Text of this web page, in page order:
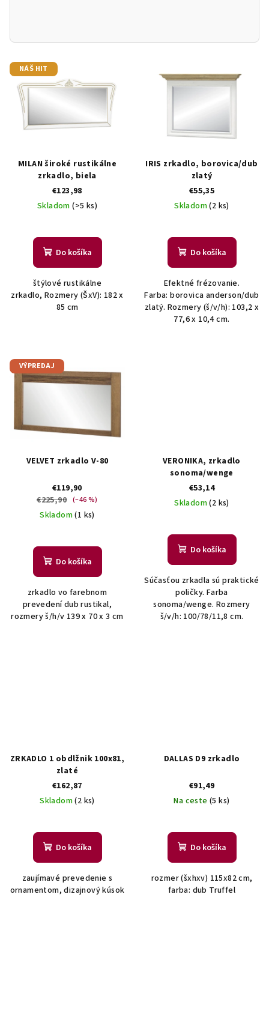
V
ý
NÁŠ HIT
MILAN široké rustikálne
zrkadlo, biela
€123,98
Skladom(>5 ks)
Do košíka
štýlové rustikálne
zrkadlo, Rozmery (ŠxV): 182 x
85 cm
IRIS zrkadlo, borovica/dub
zlatý
€55,35
Skladom(2 ks)
Do košíka
Efektné frézovanie.
Farba: borovica anderson/dub
zlatý. Rozmery (š/v/h): 103,2 x
77,6 x 10,4 cm.
VÝPREDAJ
VELVET zrkadlo V-80
€119,90
€225,90 (–46 %)
Skladom(1 ks)
Do košíka
zrkadlo vo farebnom
prevedení dub rustikal,
rozmery š/h/v 139 x 70 x 3 cm
VERONIKA, zrkadlo
sonoma/wenge
€53,14
Skladom(2 ks)
Do košíka
Súčasťou zrkadla sú praktické
poličky. Farba
sonoma/wenge. Rozmery
š/v/h: 100/78/11,8 cm.
ZRKADLO 1 obdlžnik 100x81,
zlaté
€162,87
Skladom(2 ks)
Do košíka
zaujímavé prevedenie s
ornamentom, dizajnový kúsok
DALLAS D9 zrkadlo
€91,49
Na ceste(5 ks)
Do košíka
rozmer (šxhxv) 115x82 cm,
farba: dub Truffel